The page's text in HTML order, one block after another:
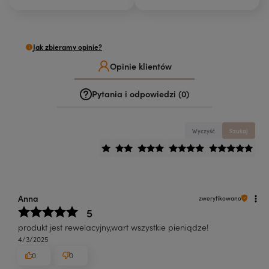
Jak zbieramy opinie?
Opinie klientów
Pytania i odpowiedzi (0)
Wyczyść Szukaj
Anna zweryfikowano
5
produkt jest rewelacyjny,wart wszystkie pieniądze!
4/3/2025
0
0